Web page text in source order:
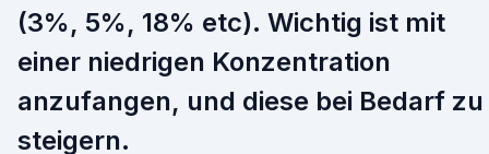
(3%, 5%, 18% etc). Wichtig ist mit
einer niedrigen Konzentration
anzufangen, und diese bei Bedarf zu
steigern.